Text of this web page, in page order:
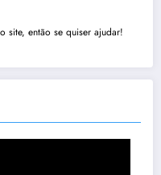
site, então se quiser ajudar!